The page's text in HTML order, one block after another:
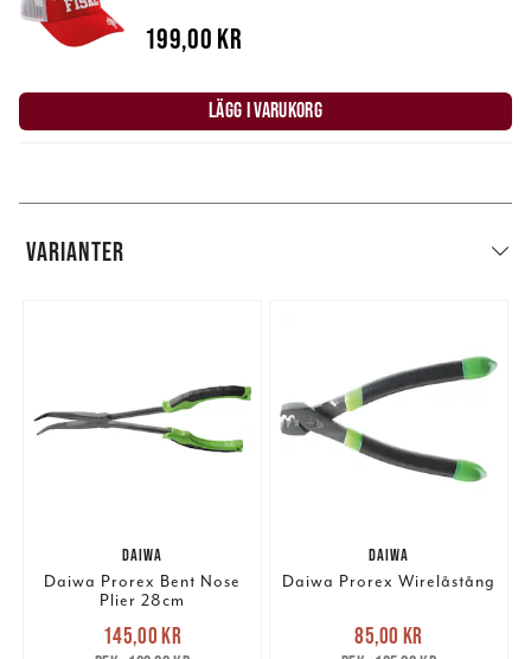
199,00 kr
LÄGG I VARUKORG
VARIANTER
DAIWA
Daiwa Prorex Bent Nose
Plier 28cm
Nuvarande pris
145,00 krTidigare pris
145,00 kr
DAIWA
Daiwa Prorex Wirelåstång
Nuvarande pris
85,00 krTidigare pris
85,00 kr